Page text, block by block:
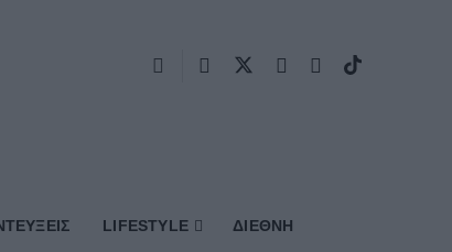
LIFESTYLE ΔΙΕΘΝΗ